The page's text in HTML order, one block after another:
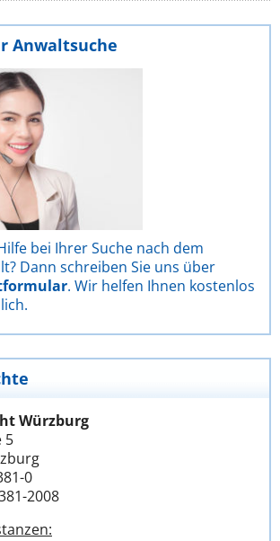
Anwaltsuche
bei Ihrer Suche nach dem
Dann schreiben Sie uns über
. Wir helfen Ihnen kostenlos
Würzburg
5
0
2008